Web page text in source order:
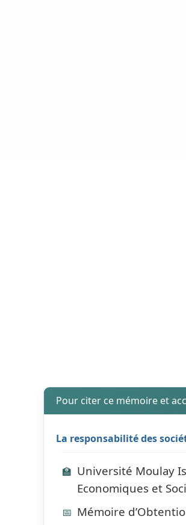
Pour citer ce mémoire et
La responsabilité des
🏫 Université Moulay
Economiques et
📅 Mémoire